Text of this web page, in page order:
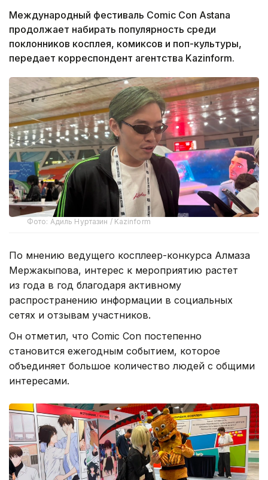
Международный фестиваль Comic Con Astana
продолжает набирать популярность среди
поклонников косплея, комиксов и поп-культуры,
передает корреспондент агентства Kazinform.
Фото: Адиль Нуртазин / Kazinform
По мнению ведущего косплеер-конкурса Алмаза
Мержакыпова, интерес к мероприятию растет
из года в год благодаря активному
распространению информации в социальных
сетях и отзывам участников.
Он отметил, что Comic Con постепенно
становится ежегодным событием, которое
объединяет большое количество людей с общими
интересами.